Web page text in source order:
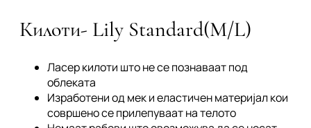
Килоти- Lily Standard(M/L)
Ласер килоти што не се познаваат под
облеката
Изработени од мек и еластичен материјал кои
совршено се прилепуваат на телото